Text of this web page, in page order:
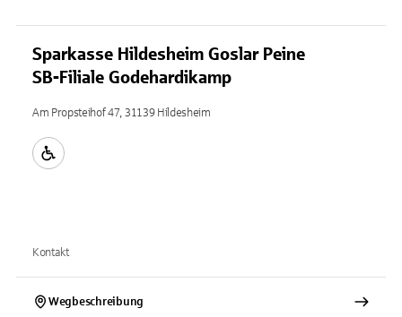
Sparkasse Hildesheim Goslar Peine
SB-Filiale Godehardikamp
Am Propsteihof 47, 31139 Hildesheim
Kontakt
Wegbeschreibung